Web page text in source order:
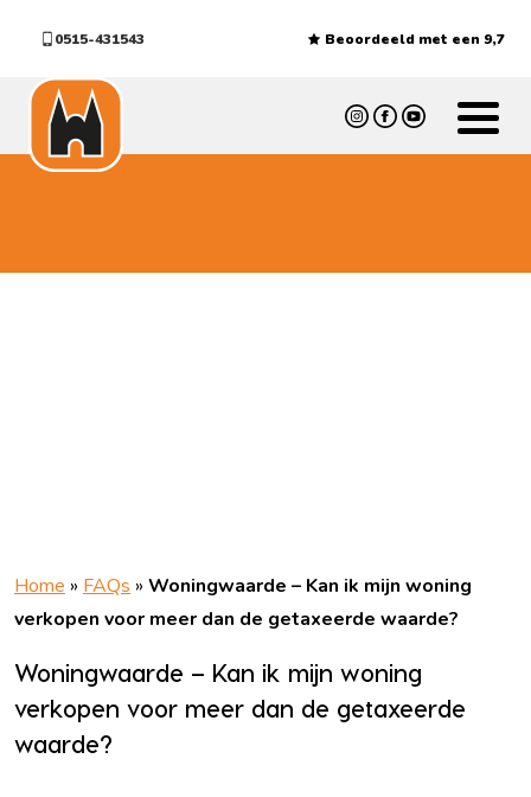
0515-431543 Beoordeeld met een 9,7
Home » FAQs » Woningwaarde – Kan ik mijn woning
verkopen voor meer dan de getaxeerde waarde?
Woningwaarde – Kan ik mijn woning
verkopen voor meer dan de getaxeerde
waarde?